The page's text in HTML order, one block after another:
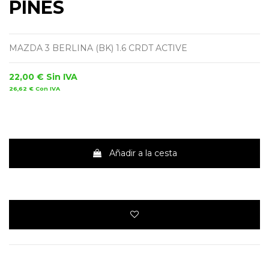
PINES
MAZDA 3 BERLINA (BK) 1.6 CRDT ACTIVE
22,00 € Sin IVA
26,62 € Con IVA
Añadir a la cesta